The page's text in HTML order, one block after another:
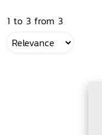
1 to 3 from 3